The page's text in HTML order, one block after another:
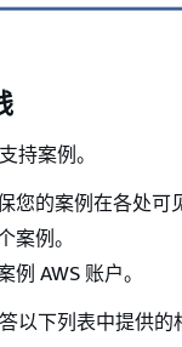
持案例。
您的案例在各处可
案例。
AWS 账户。
以下列表中提供的